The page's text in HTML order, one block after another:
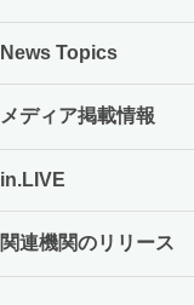
News Topics
メディア掲載情報
in.LIVE
関連機関のリリース